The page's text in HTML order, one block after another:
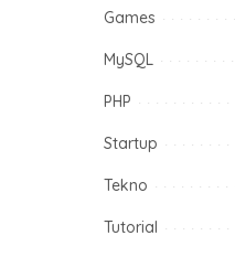
Games
MySQL
PHP
Startup
Tekno
Tutorial